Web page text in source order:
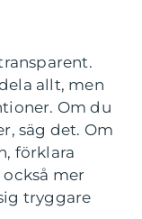
allt, men
Om du
säg det. Om
förklara
mer
tryggare